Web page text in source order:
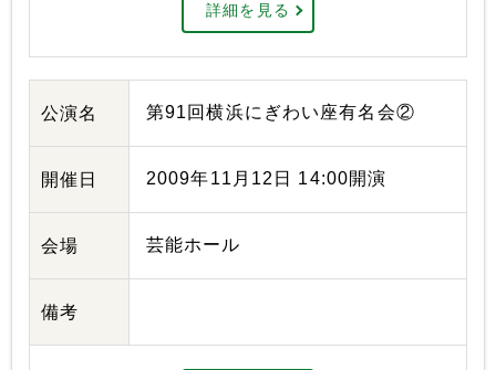
詳細を見る
公演名 第91回横浜にぎわい座有名会②
開催日 2009年11月12日 14:00開演
会場 芸能ホール
備考